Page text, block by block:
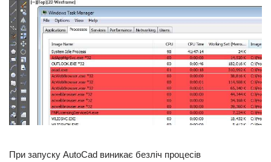
При запуску AutoCad виникає безліч процесів